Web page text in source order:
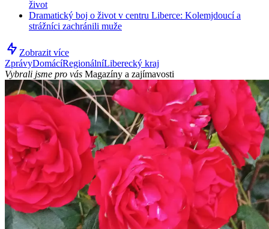
život
Dramatický boj o život v centru Liberce: Kolemjdoucí a
strážníci zachránili muže
Zobrazit více
ZprávyDomácíRegionálníLiberecký kraj
Vybrali jsme pro vás Magazíny a zajímavosti